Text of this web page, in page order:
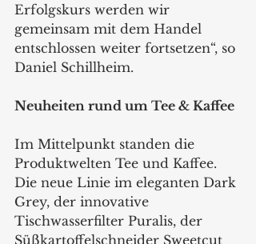
Erfolgskurs werden wir
gemeinsam mit dem Handel
entschlossen weiter fortsetzen“, so
Daniel Schillheim.
Neuheiten rund um Tee & Kaffee
Im Mittelpunkt standen die
Produktwelten Tee und Kaffee.
Die neue Linie im eleganten Dark
Grey, der innovative
Tischwasserfilter Puralis, der
Süßkartoffelschneider Sweetcut